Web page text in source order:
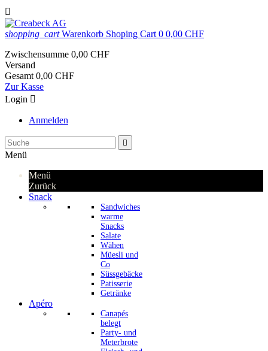

shopping_cart Warenkorb Shoping Cart 0 0,00 CHF
Zwischensumme 0,00 CHF
Versand
Gesamt 0,00 CHF
Zur Kasse
Login 
Anmelden

Menü
Menü
Zurück
Snack
Sandwiches
warme
Snacks
Salate
Wähen
Müesli und
Co
Süssgebäcke
Patisserie
Getränke
Apéro
Canapés
belegt
Party- und
Meterbrote